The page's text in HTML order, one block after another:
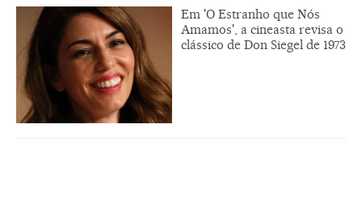
Em 'O Estranho que Nós
Amamos', a cineasta revisa o
clássico de Don Siegel de 1973